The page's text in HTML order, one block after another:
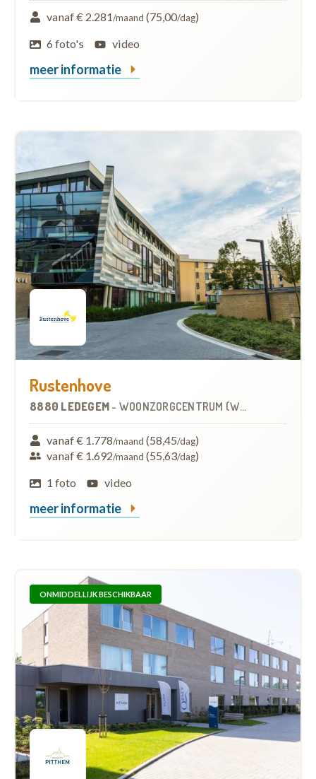
vanaf € 2.281/maand (75,00/dag)
6 foto's
video
meer informatie
Rustenhove
8880 LEDEGEM - WOONZORGCENTRUM (WZC)
vanaf € 1.778/maand (58,45/dag)
vanaf € 1.692/maand (55,63/dag)
1 foto
video
meer informatie
ONMIDDELLIJK BESCHIKBAAR